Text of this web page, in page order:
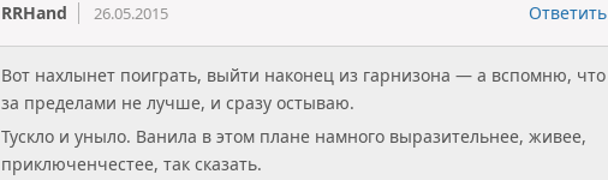
RRHand 26.05.2015 Ответить
Вот нахлынет поиграть, выйти наконец из гарнизона — а вспомню, что
за пределами не лучше, и сразу остываю.
Тускло и уныло. Ванила в этом плане намного выразительнее, живее,
приключенчестее, так сказать.